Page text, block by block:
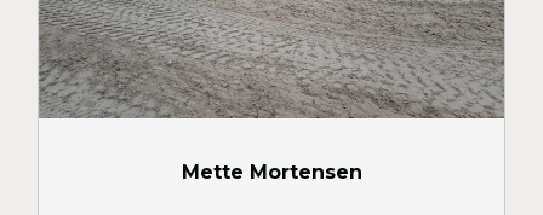
Mette Mortensen